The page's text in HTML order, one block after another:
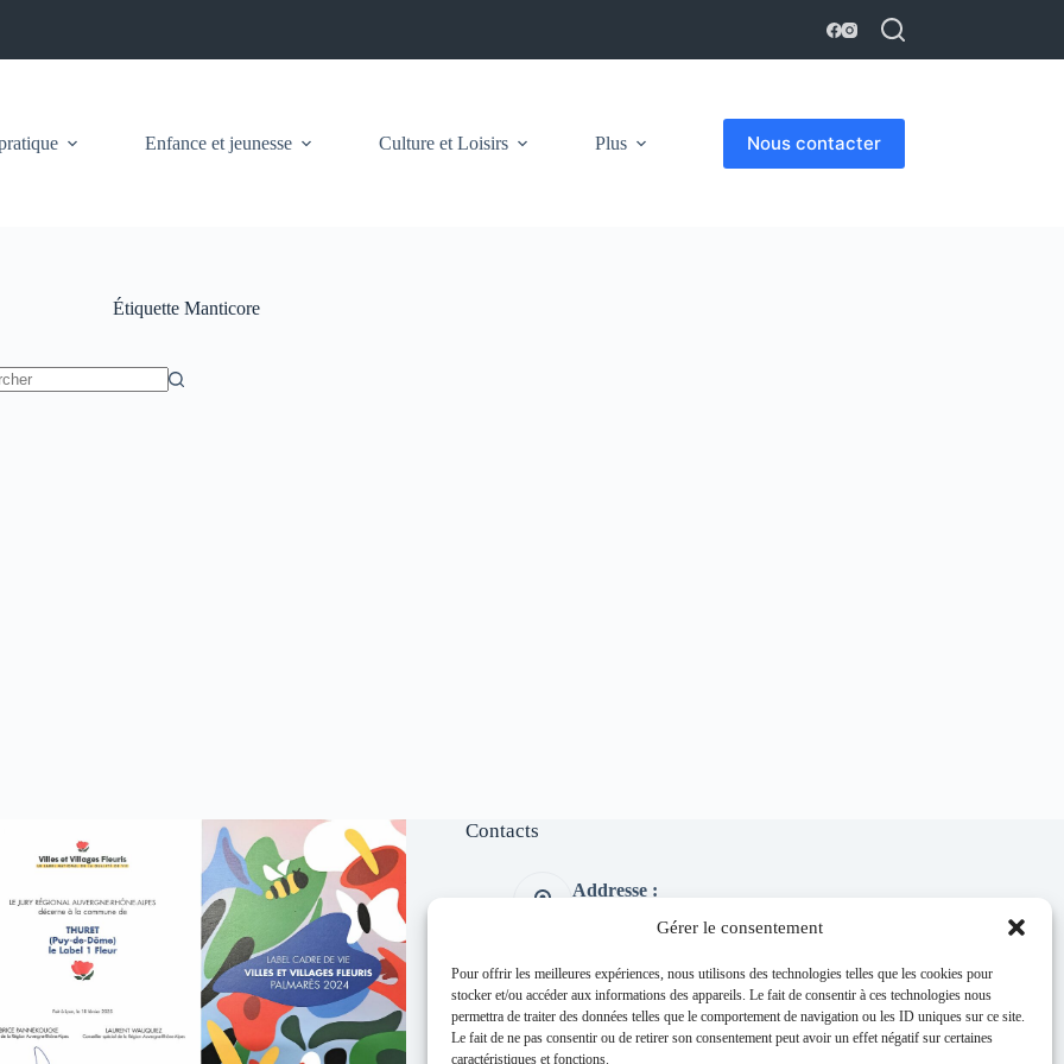
Gérer le consentement
Pour offrir les meilleures expériences, nous utilisons des technologies telles que les cookies pour
stocker et/ou accéder aux informations des appareils. Le fait de consentir à ces technologies nous
permettra de traiter des données telles que le comportement de navigation ou les ID uniques sur ce site.
Le fait de ne pas consentir ou de retirer son consentement peut avoir un effet négatif sur certaines
caractéristiques et fonctions.
Enfance et jeunesse Culture et Loisirs Plus Nous contacter
ÉtiquetteManticore
Contacts
Addresse :
04 73 97 91 58
E-mail :
mairie@thuret.fr
Permanences :